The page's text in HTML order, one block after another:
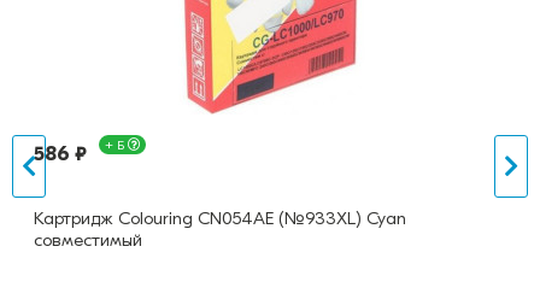
586 ₽ + Б
Картридж Colouring CN054AE (№933XL) Cyan
совместимый